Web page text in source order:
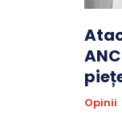
Opinii